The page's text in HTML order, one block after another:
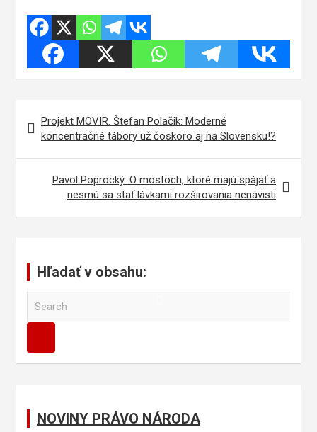
článku
Projekt MOVIR. Štefan Polačik: Moderné
koncentračné tábory už čoskoro aj na Slovensku!?
Pavol Poprocký: O mostoch, ktoré majú spájať a
nesmú sa stať lávkami rozširovania nenávisti
Hľadať v obsahu:
a
NOVINY PRÁVO NÁRODA